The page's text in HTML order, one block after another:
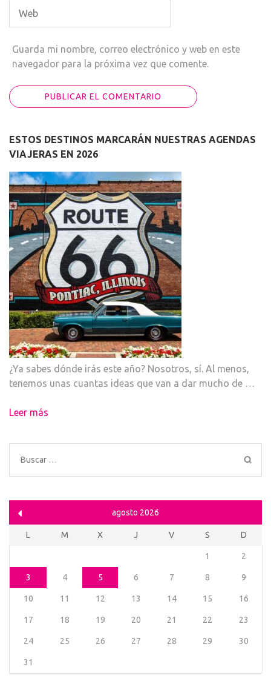
Guarda mi nombre, correo electrónico y web en este
navegador para la próxima vez que comente.
ESTOS DESTINOS MARCARÁN NUESTRAS AGENDAS
VIAJERAS EN 2026
¿Ya sabes dónde irás este año? Nosotros, sí. Al menos,
tenemos unas cuantas ideas que van a dar mucho de …
Leer más
Buscar:
agosto 2026
L M X J V S D
1 2
3 4 5 6 7 8 9
10 11 12 13 14 15 16
17 18 19 20 21 22 23
24 25 26 27 28 29 30
31